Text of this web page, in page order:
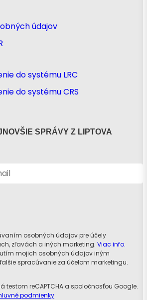
údajov
do systému LRC
do systému CRS
SPRÁVY Z LIPTOVA
osobných údajov pre účely
zľavách a iných marketing. Viac info.
mojich osobných údajov iným
spracúvanie za účelom marketingu.
testom reCAPTCHA a spoločnosťou Google.
podmienky